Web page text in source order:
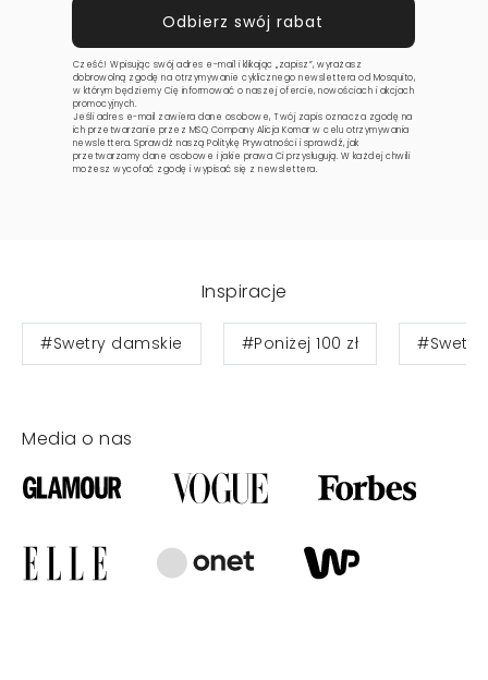
Cześć! Wpisując swój adres e-mail i klikając „zapisz”, wyrażasz
dobrowolną zgodę na otrzymywanie cyklicznego newslettera od Mosquito,
w którym będziemy Cię informować o naszej ofercie, nowościach i akcjach
promocyjnych.
Jeśli adres e-mail zawiera dane osobowe, Twój zapis oznacza zgodę na
ich przetwarzanie przez MSQ Company Alicja Komar w celu otrzymywania
newslettera. Sprawdź naszą Politykę Prywatnościi sprawdź, jak
przetwarzamy dane osobowe i jakie prawa Ci przysługują. W każdej chwili
możesz wycofać zgodę i wypisać się z newslettera.
Inspiracje
#Swetry damskie #Poniżej 100 zł
Media o nas